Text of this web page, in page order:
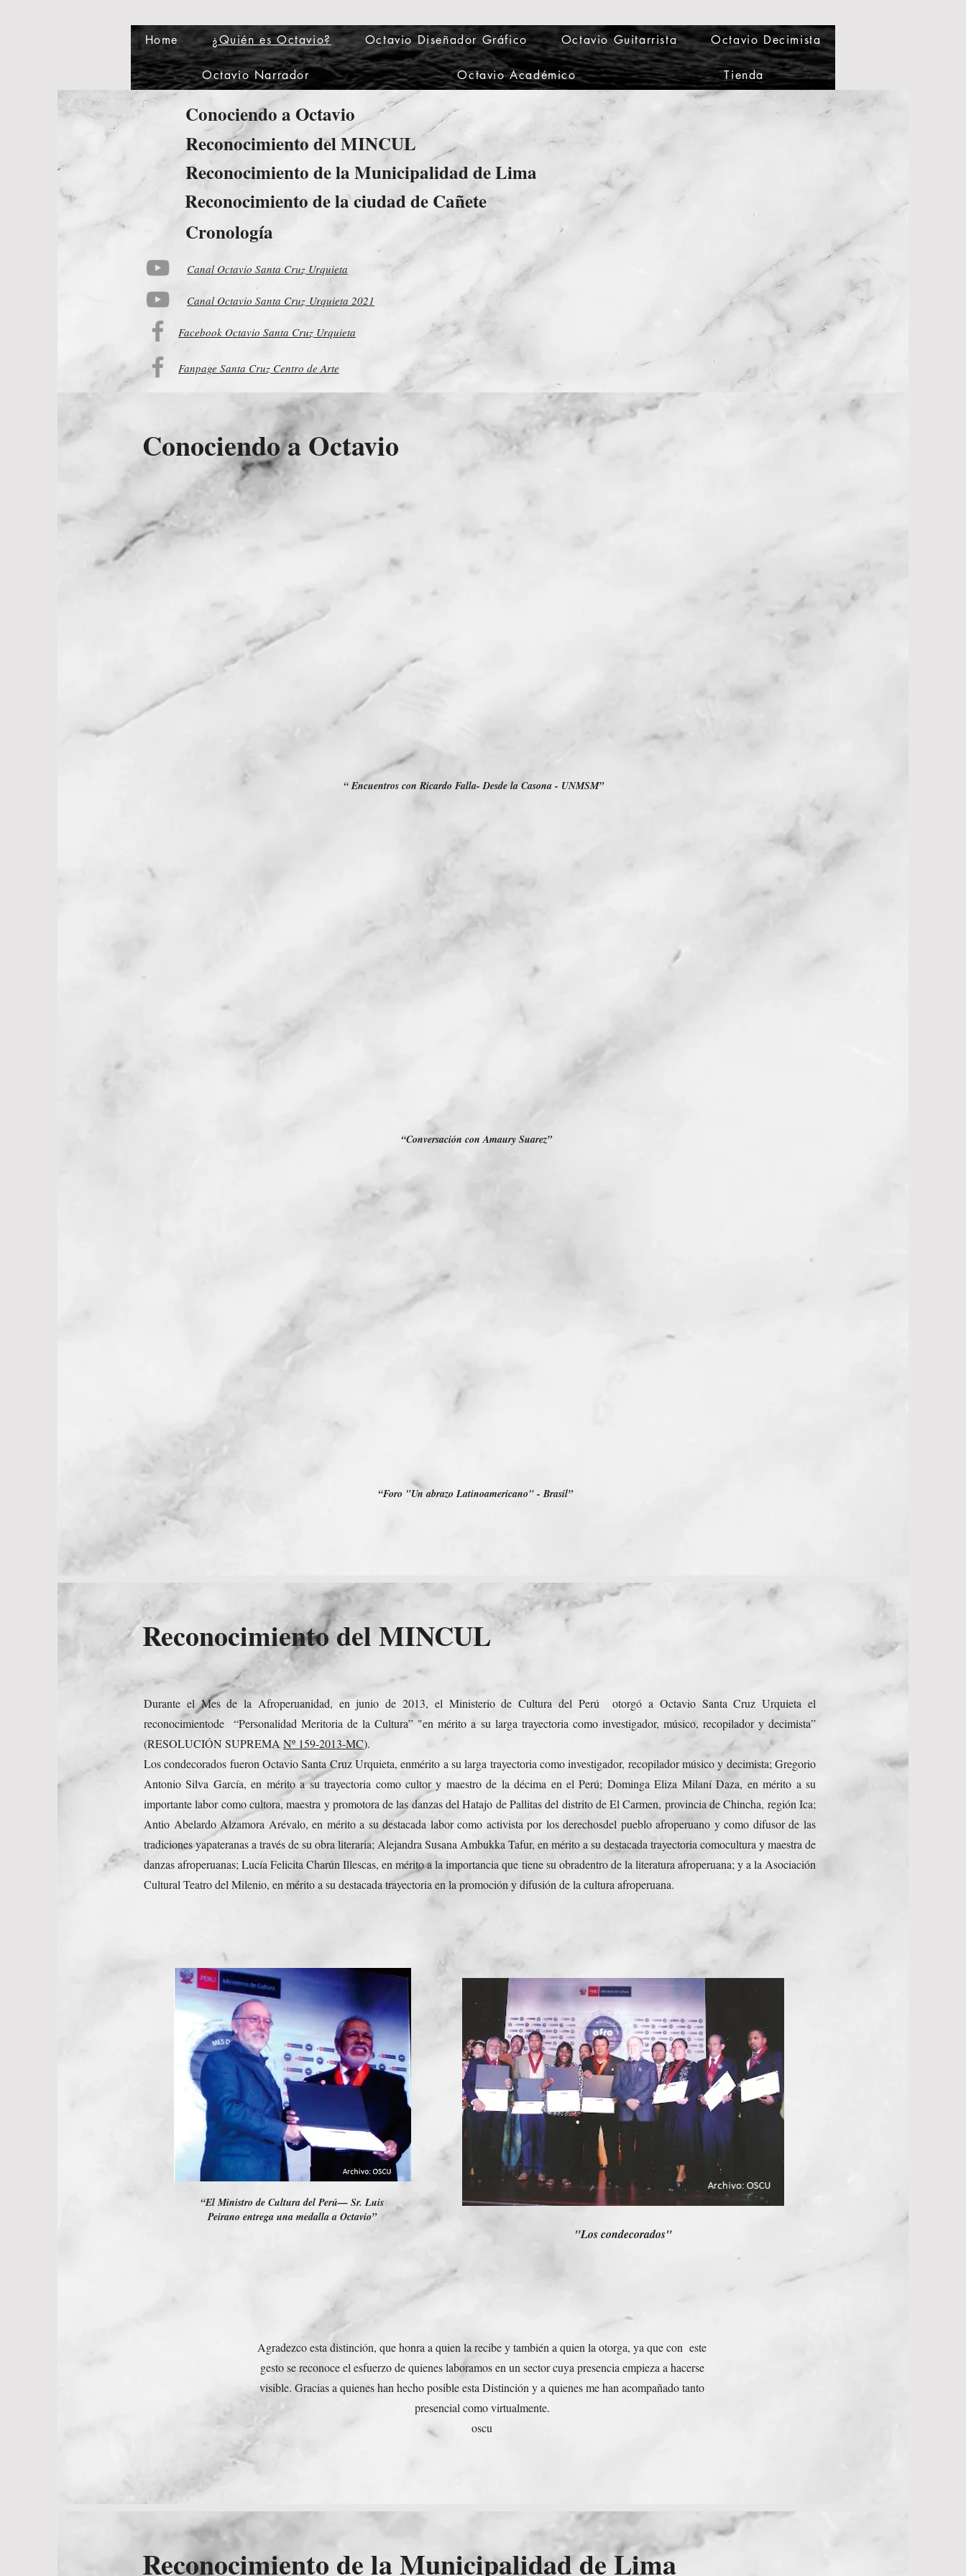
Home ¿Quién es Octavio? Octavio Diseñador Gráfico Octavio Guitarrista Octavio Decimista
Octavio Narrador Octavio Académico Tienda
Conociendo a Octavio
Reconocimiento del MINCUL
Reconocimiento de la Municipalidad de Lima
Reconocimiento de la ciudad de Cañete
Cronología
Canal Octavio Santa Cruz Urquieta
Canal Octavio Santa Cruz Urquieta 2021
Facebook Octavio Santa Cruz Urquieta
Fanpage Santa Cruz Centro de Arte
Conociendo a Octavio
“ Encuentros con Ricardo Falla- Desde la Casona - UNMSM”
“Conversación con Amaury Suarez”
“Foro "Un abrazo Latinoamericano" - Brasil”
Reconocimiento del MINCUL
Durante el Mes de la Afroperuanidad, en junio de 2013, el Ministerio de Cultura del Perú otorgó a Octavio Santa Cruz Urquieta el
reconocimientode “Personalidad Meritoria de la Cultura” "en mérito a su larga trayectoria como investigador, músico, recopilador y decimista”
(RESOLUCIÓN SUPREMA Nº 159-2013-MC).
Los condecorados fueron Octavio Santa Cruz Urquieta, enmérito a su larga trayectoria como investigador, recopilador músico y decimista; Gregorio
Antonio Silva García, en mérito a su trayectoria como cultor y maestro de la décima en el Perú; Dominga Eliza Milaní Daza, en mérito a su
importante labor como cultora, maestra y promotora de las danzas del Hatajo de Pallitas del distrito de El Carmen, provincia de Chincha, región Ica;
Antio Abelardo Alzamora Arévalo, en mérito a su destacada labor como activista por los derechosdel pueblo afroperuano y como difusor de las
tradiciones yapateranas a través de su obra literaria; Alejandra Susana Ambukka Tafur, en mérito a su destacada trayectoria comocultura y maestra de
danzas afroperuanas; Lucía Felicita Charún Illescas, en mérito a la importancia que tiene su obradentro de la literatura afroperuana; y a la Asociación
Cultural Teatro del Milenio, en mérito a su destacada trayectoria en la promoción y difusión de la cultura afroperuana.
“El Ministro de Cultura del Perú— Sr. Luis
Peirano entrega una medalla a Octavio”
"Los condecorados"
Agradezco esta distinción, que honra a quien la recibe y también a quien la otorga, ya que con este
gesto se reconoce el esfuerzo de quienes laboramos en un sector cuya presencia empieza a hacerse
visible. Gracias a quienes han hecho posible esta Distinción y a quienes me han acompañado tanto
presencial como virtualmente.
oscu
Reconocimiento de la Municipalidad de Lima